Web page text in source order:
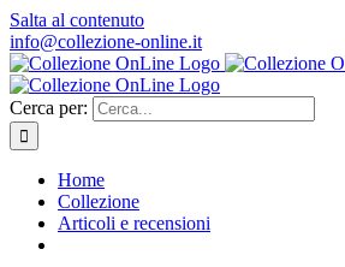
Salta al contenuto
info@collezione-online.it
Cerca per:
Home
Collezione
Articoli e recensioni